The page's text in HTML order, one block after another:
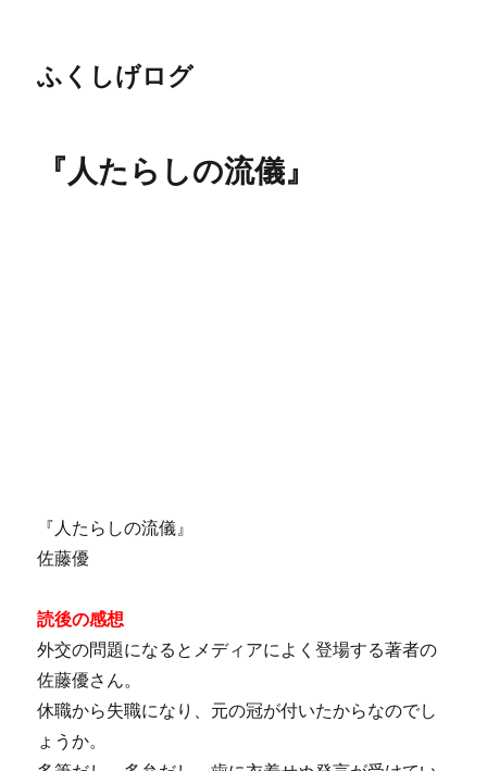
ふくしげログ
『人たらしの流儀』
『人たらしの流儀』
佐藤優
読後の感想
外交の問題になるとメディアによく登場する著者の
佐藤優さん。
休職から失職になり、元の冠が付いたからなのでし
ょうか。